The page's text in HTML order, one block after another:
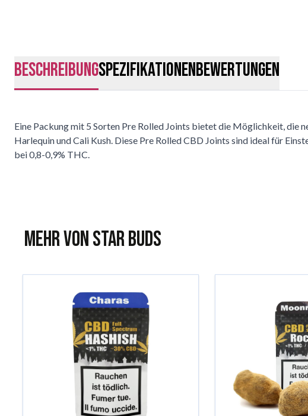
BeschreibungSpezifikationenBewertungen
Eine Packung mit 5 Sorten Pre Rolled Joints bietet die Möglichkeit, die
Harlequin und Cali Kush. Diese Pre Rolled CBD Joints sind ideal für
bei 0,8-0,9% THC.
Mehr von Star Buds